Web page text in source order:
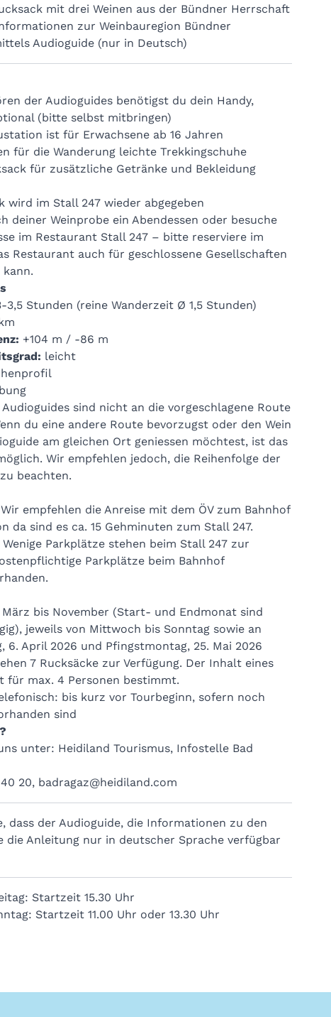
Weingütern, davon 1 Weisswein, 1 Rosé und 1
aus Fläsch
(Gutschein vor Ort erhältlich)
aus dem Albulatal (100 g)
ausgelegt. Wie viele Rucksäcke du buchst, hängt
Alternativen an – darunter einen Weiss-
Herrschaft sowie zwei unterschiedliche
gegen Aufpreis (Weine je CHF 22.50, Schorlen
Alternativ kann der gesamte Rucksack gegen
Variante gebucht werden. Ein Austausch einzelner
vorab bei unsererInfostelleoder beim Check‑in im
mit drei Weinen aus der Bündner Herrschaft
zur Weinbauregion Bündner
Audioguide (nur in Deutsch)
der Audioguides benötigst du dein Handy,
(bitte selbst mitbringen)
ist für Erwachsene ab 16 Jahren
für die Wanderung leichte Trekkingschuhe
für zusätzliche Getränke und Bekleidung
wird im Stall 247 wieder abgegeben
deiner Weinprobe ein Abendessen oder besuche
im Restaurant Stall 247 – bitte reserviere im
Restaurant auch für geschlossene Gesellschaften
3,5 Stunden (reine Wanderzeit Ø 1,5 Stunden)
+104 m / -86 m
leicht
Audioguides sind nicht an die vorgeschlagene Route
du eine andere Route bevorzugst oder den Wein
am gleichen Ort geniessen möchtest, ist das
Wir empfehlen jedoch, die Reihenfolge der
beachten.
empfehlen die Anreise mit dem ÖV zum Bahnhof
da sind es ca. 15 Gehminuten zum Stall 247.
Parkplätze stehen beim Stall 247 zur
Parkplätze beim Bahnhof
bis November (Start- und Endmonat sind
jeweils von Mittwoch bis Sonntag sowie an
6. April 2026 und Pfingstmontag, 25. Mai 2026
7 Rucksäcke zur Verfügung. Der Inhalt eines
für max. 4 Personen bestimmt.
bis kurz vor Tourbeginn, sofern noch
sind
unter: Heidiland Tourismus, Infostelle Bad
20, badragaz@heidiland.com
dass der Audioguide, die Informationen zu den
die Anleitung nur in deutscher Sprache verfügbar
Startzeit 15.30 Uhr
Startzeit 11.00 Uhr oder 13.30 Uhr